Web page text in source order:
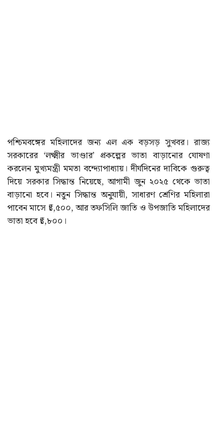
পশ্চিমবঙ্গের মহিলাদের জন্য এল এক বড়সড় সুখবর। রাজ্য
সরকারের ‘লক্ষ্মীর ভাণ্ডার’ প্রকল্পের ভাতা বাড়ানোর ঘোষণা
করলেন মুখ্যমন্ত্রী মমতা বন্দ্যোপাধ্যায়। দীর্ঘদিনের দাবিকে গুরুত্ব
দিয়ে সরকার সিদ্ধান্ত নিয়েছে, আগামী জুন ২০২৫ থেকে ভাতা
বাড়ানো হবে। নতুন সিদ্ধান্ত অনুযায়ী, সাধারণ শ্রেণির মহিলারা
পাবেন মাসে ₹১,৫০০, আর তফসিলি জাতি ও উপজাতি মহিলাদের
ভাতা হবে ₹১,৮০০।